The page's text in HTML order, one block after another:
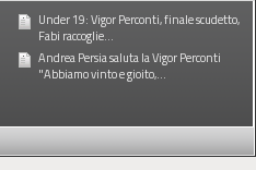
Under 19: Vigor Perconti, finale scudetto,
Fabi raccoglie...
Andrea Persia saluta la Vigor Perconti
"Abbiamo vinto e gioito,...